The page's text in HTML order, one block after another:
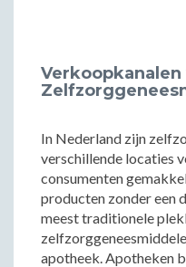
Verkoopkanalen
In Nederland zijn
verschillende locaties
consumenten
producten zonder een
meest traditionele
apotheek. Apotheken